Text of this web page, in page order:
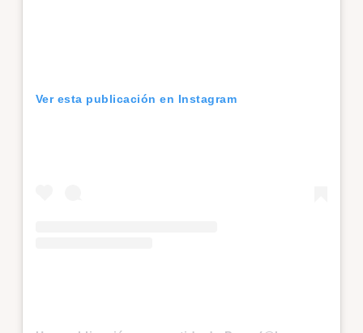
Ver esta publicación en Instagram